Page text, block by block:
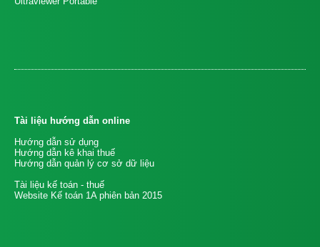
Tài liệu hướng dẫn online
Hướng dẫn sử dụng
Hướng dẫn kê khai thuế
Hướng dẫn quản lý cơ sở dữ liệu
Tài liệu kế toán - thuế
Website Kế toán 1A phiên bản 2015